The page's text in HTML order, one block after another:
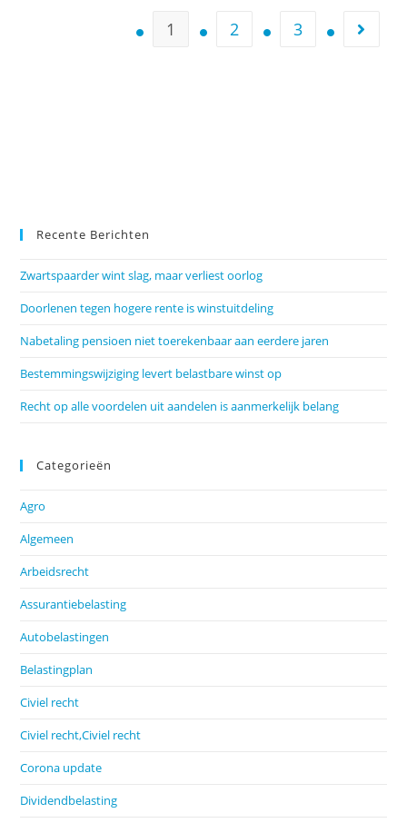
1 2 3
Recente Berichten
Zwartspaarder wint slag, maar verliest oorlog
Doorlenen tegen hogere rente is winstuitdeling
Nabetaling pensioen niet toerekenbaar aan eerdere jaren
Bestemmingswijziging levert belastbare winst op
Recht op alle voordelen uit aandelen is aanmerkelijk belang
Categorieën
Agro
Algemeen
Arbeidsrecht
Assurantiebelasting
Autobelastingen
Belastingplan
Civiel recht
Civiel recht,Civiel recht
Corona update
Dividendbelasting